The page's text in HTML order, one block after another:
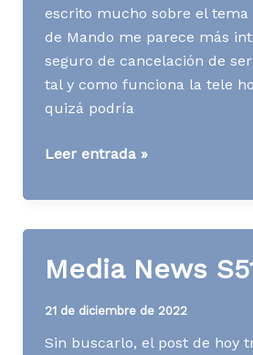
escrito mucho sobre el tema
de Mando me parece más
seguro de cancelación de
tal y como funciona la tele
quizá podría
Media
S01
Leer entrada »
Media News
21 de diciembre de 2022
Sin buscarlo, el post de hoy